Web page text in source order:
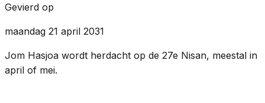
Gevierd op
maandag 21 april 2031
Jom Hasjoa wordt herdacht op de 27e Nisan, meestal in
april of mei.